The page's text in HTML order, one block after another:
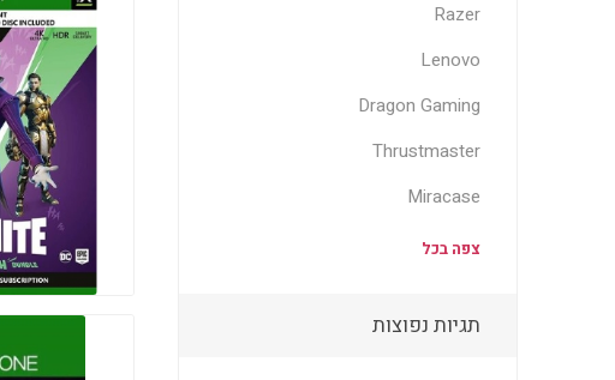
Razer
Lenovo
Dragon Gaming
Thrustmaster
Miracase
צפה בכל
תגיות נפוצות